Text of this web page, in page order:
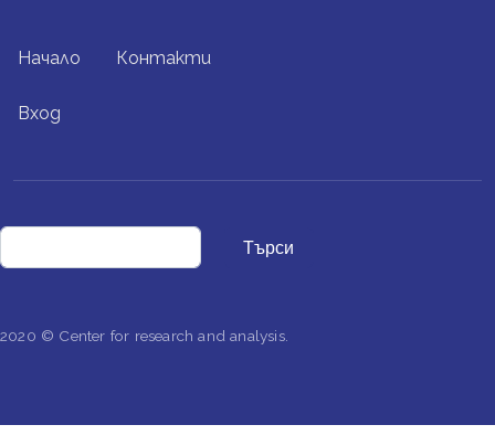
FOOTER MENU
Начало Контакти
USER ACCOUNT MENU
Вход
Търси
2020 © Center for research and analysis.